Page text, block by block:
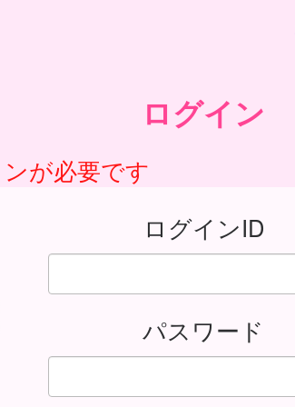
ログイン
が必要です
ログインID
パスワード